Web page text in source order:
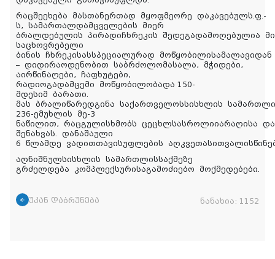
რაცშეეხება მასთანერთად მყოფმეორე დაკავებულს.ფ.-
ს, სამართალდამცველების მიერ
ბრალდებულის პირადიჩხრეკის შედეგადამოღებულია
საცხოვრებელი
ბინის ჩხრეკისასსპეციალურად მოწყობილისამალავიდან
­– დიდირაოდენობით საბრძოლომასალა, მჭიდები,
აირწინაღები, ჩაფხუტები,
რადიოგადამცემი მოწყობილობადა 150-
მდესიმ ბარათი.
მას ბრალიწარედგინა საქართველოსსისხლის
236-ემუხლის მე-3
ნაწილით, რაცგულისხმობს ცეცხლსასროლიიარაღისა
შენახვას. დანაშაული
6 წლამდე ვადითთავისუფლების
აღნიშნულსისხლის სამართლისსაქმეზე
გრძელდება კომპლექსურისაგამოძიებო მოქმედებები.
უკან დაბრუნება ნანახია: 1152